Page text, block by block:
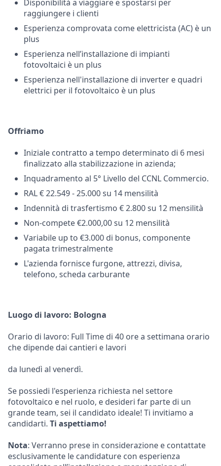
Disponibilità a viaggiare e spostarsi per
raggiungere i clienti
Esperienza comprovata come elettricista (AC) è un
plus
Esperienza nell’installazione di impianti
fotovoltaici è un plus
Esperienza nell'installazione di inverter e quadri
elettrici per il fotovoltaico è un plus
Offriamo
Iniziale contratto a tempo determinato di 6 mesi
finalizzato alla stabilizzazione in azienda;
Inquadramento al 5° Livello del CCNL Commercio.
RAL € 22.549 - 25.000 su 14 mensilità
Indennità di trasfertismo € 2.800 su 12 mensilità
Non-compete €2.000,00 su 12 mensilità
Variabile up to €3.000 di bonus, componente
pagata trimestralmente
L'azienda fornisce furgone, attrezzi, divisa,
telefono, scheda carburante
Luogo di lavoro: Bologna
Orario di lavoro: Full Time di 40 ore a settimana orario
che dipende dai cantieri e lavori
da lunedì al venerdì.
Se possiedi l'esperienza richiesta nel settore
fotovoltaico e nel ruolo, e desideri far parte di un
grande team, sei il candidato ideale! Ti invitiamo a
candidarti. Ti aspettiamo!
Nota: Verranno prese in considerazione e contattate
esclusivamente le candidature con esperienza